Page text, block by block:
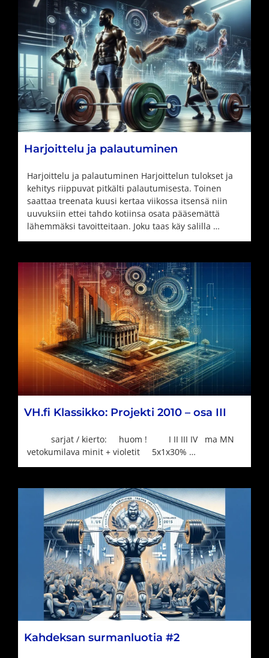
Harjoittelu ja palautuminen
Harjoittelu ja palautuminen Harjoittelun tulokset ja
kehitys riippuvat pitkälti palautumisesta. Toinen
saattaa treenata kuusi kertaa viikossa itsensä niin
uuvuksiin ettei tahdo kotiinsa osata pääsemättä
lähemmäksi tavoitteitaan. Joku taas käy salilla …
VH.fi Klassikko: Projekti 2010 – osa III
sarjat / kierto: huom ! I II III IV ma MN
vetokumilava minit + violetit 5x1x30% …
Kahdeksan surmanluotia #2